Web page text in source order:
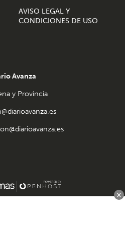
AVISO LEGAL Y
CONDICIONES DE USO
Avanza
y Provincia
×